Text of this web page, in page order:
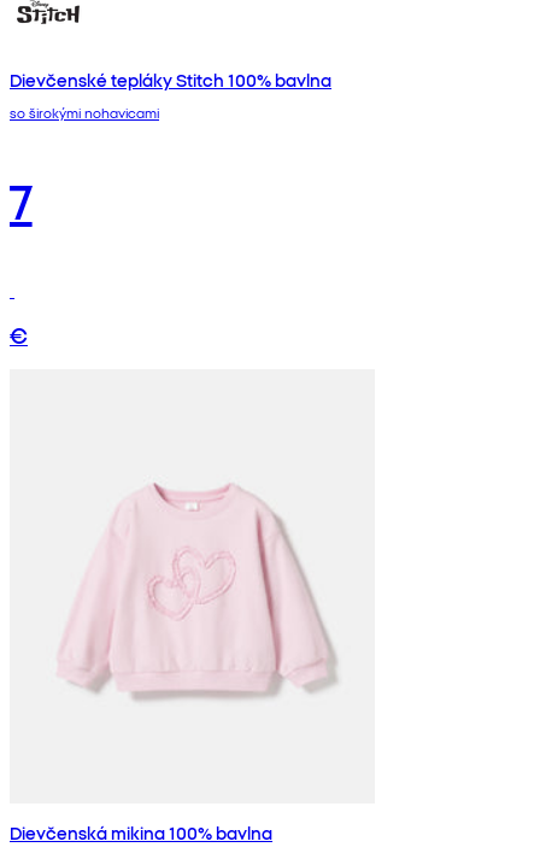
Dievčenské tepláky Stitch 100% bavlna
so širokými nohavicami
7
€
Dievčenská mikina 100% bavlna